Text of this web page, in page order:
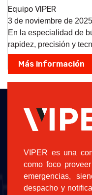
Equipo VIPER
3 de noviembre de
En la especialidad de
rapidez, precisión y
Más información
VIPER es una
como foco
emergencias,
despacho y